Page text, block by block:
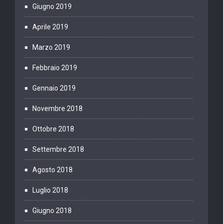
Giugno 2019
Aprile 2019
Marzo 2019
Febbraio 2019
Gennaio 2019
Novembre 2018
Ottobre 2018
Settembre 2018
Agosto 2018
Luglio 2018
Giugno 2018